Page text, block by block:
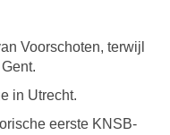
Voorschoten, terwijl
in Utrecht.
eerste KNSB-